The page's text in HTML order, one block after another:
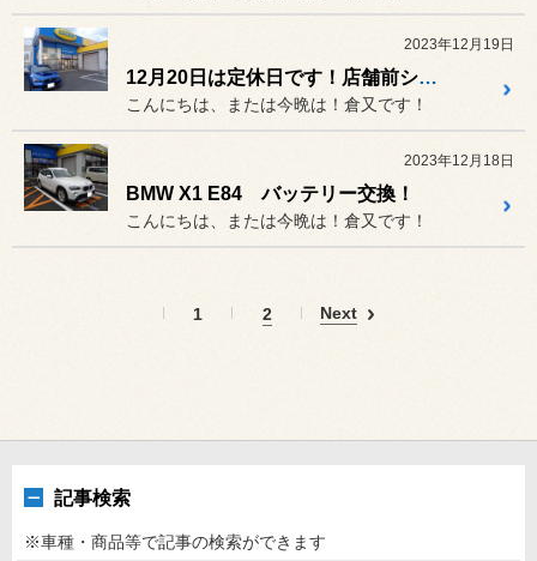
2023年12月19日
12月20日は定休日です！店舗前シャッター故障により当面クローズしています！！
こんにちは、または今晩は！倉又です！
2023年12月18日
BMW X1 E84 バッテリー交換！
こんにちは、または今晩は！倉又です！
1 2 Next
記事検索
※車種・商品等で記事の検索ができます